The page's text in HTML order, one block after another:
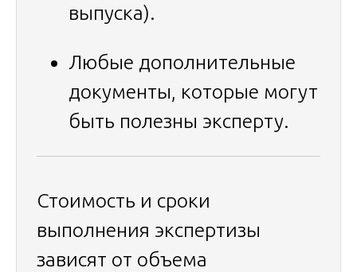
выпуска).
Любые дополнительные
документы, которые могут
быть полезны эксперту.
Стоимость и сроки
выполнения экспертизы
зависят от объема